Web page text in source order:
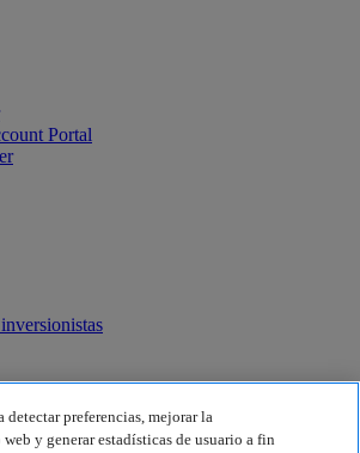
Portal
detectar preferencias, mejorar la
y generar estadísticas de usuario a fin